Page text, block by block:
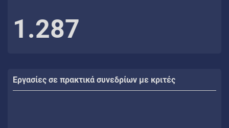
1.287
Εργασίες σε πρακτικά συνεδρίων με κριτές